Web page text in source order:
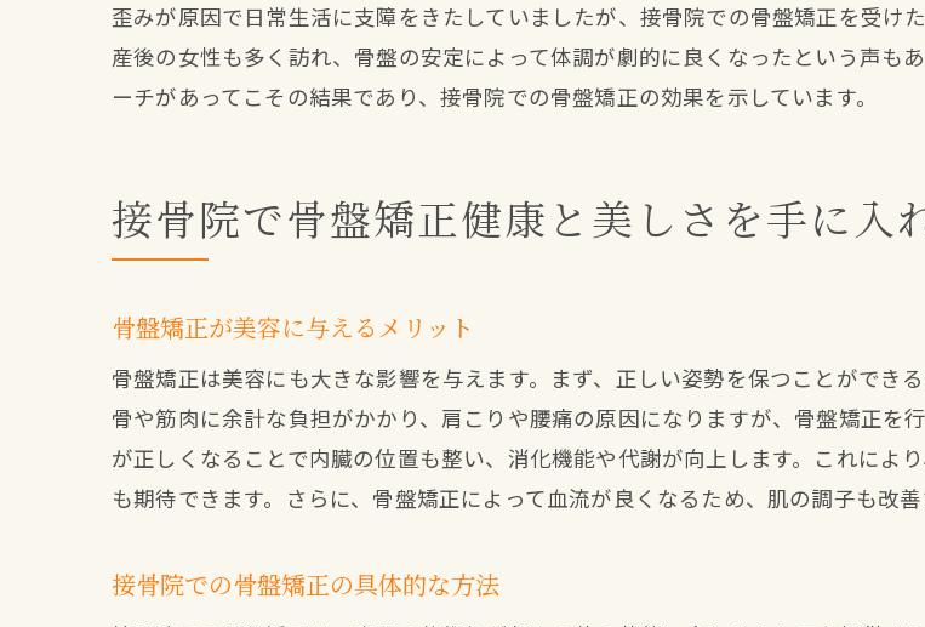
接骨院での骨盤矯正後に期待で
晴レルヤ接骨院の骨盤矯正で姿勢と
姿勢改善と内臓機能向上の関係
内臓の位置を正す骨盤矯正の重要
骨盤矯正と姿勢矯正を同時に行
接骨院での骨盤矯正が美容と健康に
骨盤矯正が美容に与える具体的
接骨院での骨盤矯正が健康に与
美容と健康を両立する骨盤ケア
歪みが原因で日常生活に支障をきたしていましたが、接骨院での骨盤矯正を受け
産後の女性も多く訪れ、骨盤の安定によって体調が劇的に良くなったという声も
ーチがあってこその結果であり、接骨院での骨盤矯正の効果を示しています。
接骨院で骨盤矯正健康と美しさを手に入
骨盤矯正が美容に与えるメリット
骨盤矯正は美容にも大きな影響を与えます。まず、正しい姿勢を保つことができ
骨や筋肉に余計な負担がかかり、肩こりや腰痛の原因になりますが、骨盤矯正を
が正しくなることで内臓の位置も整い、消化機能や代謝が向上します。これによ
も期待できます。さらに、骨盤矯正によって血流が良くなるため、肌の調子も改
接骨院での骨盤矯正の具体的な方法